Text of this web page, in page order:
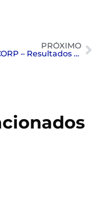
PRÓXIMO
SCORP – Resultados empolgantes